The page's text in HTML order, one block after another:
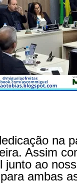
na
. Assim
junto ao
ambas